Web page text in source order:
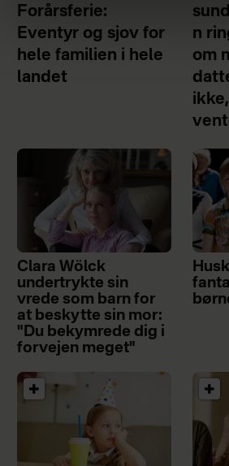
Forårsferie:
Eventyr og sjov for
hele familien i hele
landet
n
om
Clara Wölck
undertrykte sin
vrede som barn for
at beskytte sin mor:
"Du bekymrede dig i
forvejen meget"